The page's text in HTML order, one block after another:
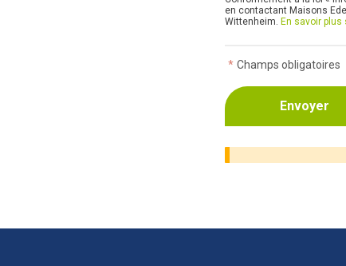
en contactant Maisons
Wittenheim. En savoir
* Champs obligatoires